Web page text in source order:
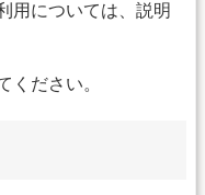
用については、説明
ください。